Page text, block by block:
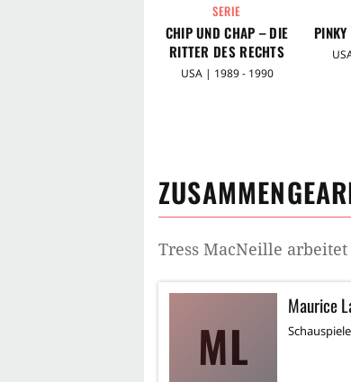
SERIE
CHIP UND CHAP – DIE
RITTER DES RECHTS
USA | 1989 - 1990
Tress MacNeille
ML
Maurice